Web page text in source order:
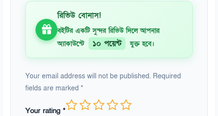
রিভিউ বোনাস!
বইটির একটি সুন্দর রিভিউ দিলে আপনার
অ্যাকাউন্টে
১০ পয়েন্ট যুক্ত হবে।
Your email address will not be published. Required
fields are marked *
Your rating *